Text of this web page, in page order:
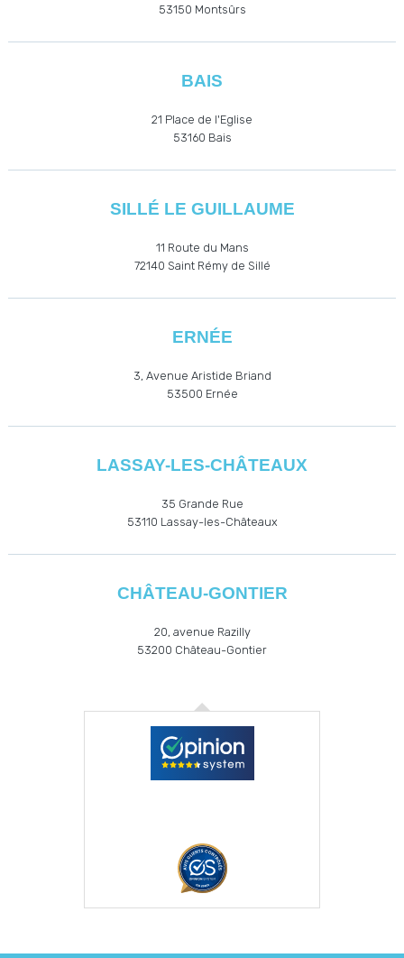
53150 Montsûrs
BAIS
21 Place de l'Eglise
53160 Bais
SILLÉ LE GUILLAUME
11 Route du Mans
72140 Saint Rémy de Sillé
ERNÉE
3, Avenue Aristide Briand
53500 Ernée
LASSAY-LES-CHÂTEAUX
35 Grande Rue
53110 Lassay-les-Châteaux
CHÂTEAU-GONTIER
20, avenue Razilly
53200 Château-Gontier